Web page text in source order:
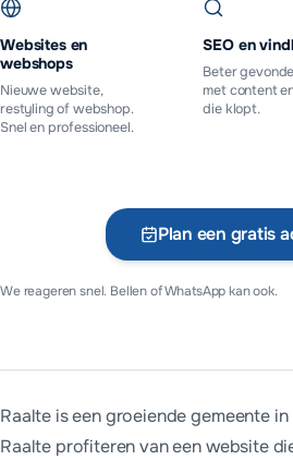
Websites en
webshops
Nieuwe website,
restyling of webshop.
Snel en professioneel.
SEO en
Beter
met content
die klopt.
Plan een gratis
We reageren snel. Bellen of WhatsApp kan ook.
Raalte is een groeiende gemeente
Raalte profiteren van een website